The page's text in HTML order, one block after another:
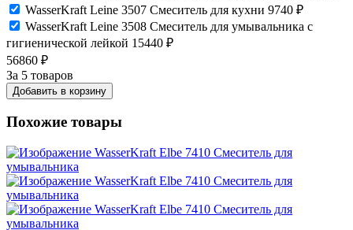
WasserKraft Leine 3507 Смеситель для кухни 9740 ₽
WasserKraft Leine 3508 Смеситель для умывальника с
гигиенической лейкой 15440 ₽
56860 ₽
За 5 товаров
Добавить в корзину
Похожие товары